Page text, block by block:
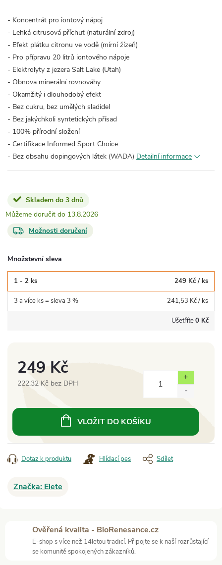
- Koncentrát pro iontový nápoj
- Lehká citrusová příchuť (naturální zdroj)
- Efekt plátku citronu ve vodě (mírní žízeň)
- Pro přípravu 20 litrů iontového nápoje
- Elektrolyty z jezera Salt Lake (Utah)
- Obnova minerální rovnováhy
- Okamžitý i dlouhodobý efekt
- Bez cukru, bez umělých sladidel
- Bez jakýchkoli syntetických přísad
- 100% přírodní složení
- Certifikace Informed Sport Choice
- Bez obsahu dopingových látek (WADA) Detailní informace
Skladem do 3 dnů
13.8.2026
Možnosti doručení
Množstevní sleva
1 - 2 ks 249 Kč / ks
3 a více ks = sleva 3 % 241,53 Kč/ ks
Ušetříte0 Kč
249 Kč
222,32 Kč bez DPH
cena:
VLOŽIT DO KOŠÍKU
Dotaz k produktu Hlídací pes Sdílet
Značka: Elete
Ověřená kvalita - BioRenesance.cz
E-shop s více než 14letou tradicí. Připojte se k naší rozrůstající
se komunitě spokojených zákazníků.